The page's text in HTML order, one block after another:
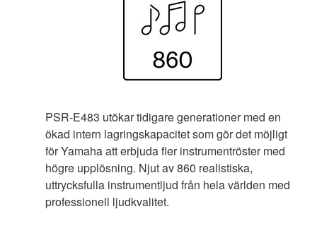
PSR-E483 utökar tidigare generationer med en
ökad intern lagringskapacitet som gör det möjligt
för Yamaha att erbjuda fler instrumentröster med
högre upplösning. Njut av 860 realistiska,
uttrycksfulla instrumentljud från hela världen med
professionell ljudkvalitet.